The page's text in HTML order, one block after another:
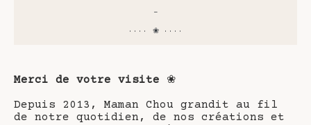
-
···· ❀ ····
Merci de votre visite ❀
Depuis 2013, Maman Chou grandit au fil
de notre quotidien, de nos créations et